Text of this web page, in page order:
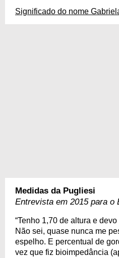
Significado do nome
Medidas da Pugliesi
Entrevista em 2015 para o
“Tenho 1,70 de altura e
Não sei, quase nunca me
espelho. E percentual de
vez que fiz bioimpedância